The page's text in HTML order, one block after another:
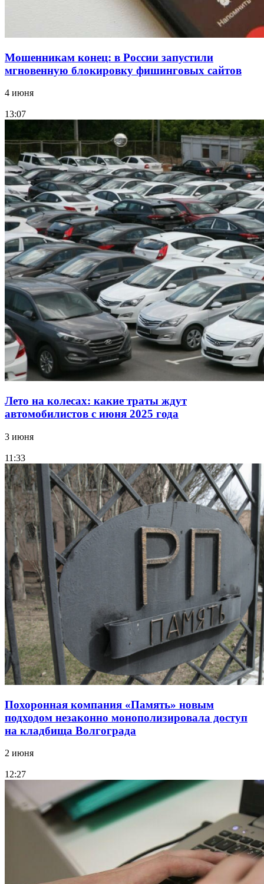
Мошенникам конец: в России запустили
мгновенную блокировку фишинговых сайтов
4 июня
13:07
Лето на колесах: какие траты ждут
автомобилистов с июня 2025 года
3 июня
11:33
Похоронная компания «Память» новым
подходом незаконно монополизировала доступ
на кладбища Волгограда
2 июня
12:27